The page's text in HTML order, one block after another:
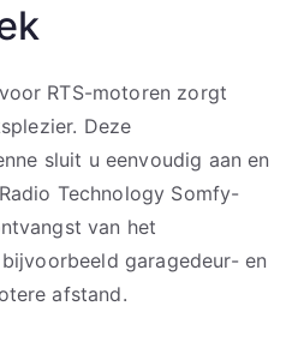
RTS-motoren zorgt
Deze
sluit u eenvoudig aan en
Technology Somfy-
van het
garagedeur- en
afstand.